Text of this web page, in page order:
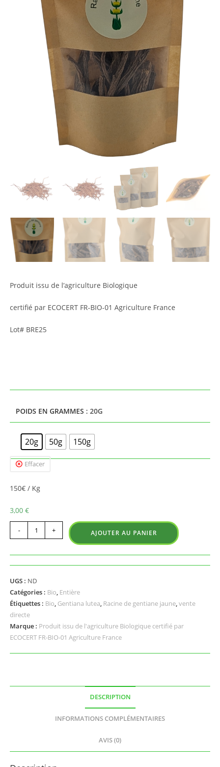
Produit issu de l’agriculture Biologique
certifié par ECOCERT FR-BIO-01 Agriculture France
Lot# BRE25
POIDS EN GRAMMES : 20G
20g 50g 150g
Effacer
150€ / Kg
3,00 €
- + AJOUTER AU PANIER
UGS : ND
Catégories : Bio, Entière
Étiquettes : Bio, Gentiana lutea, Racine de gentiane jaune,vente
directe
Marque : Produit issu de l'agriculture Biologique certifié par
ECOCERT FR-BIO-01 Agriculture France
DESCRIPTION
INFORMATIONS COMPLÉMENTAIRES
AVIS (0)